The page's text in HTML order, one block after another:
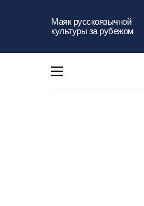
Маяк русскоязычной
культуры за рубежом